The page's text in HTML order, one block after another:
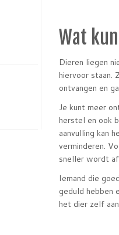
Wat
Dieren liegen
hiervoor staan.
ontvangen en
Je kunt meer
herstel en ook
aanvulling kan
verminderen.
sneller wordt
Iemand die
geduld hebben
het dier zelf